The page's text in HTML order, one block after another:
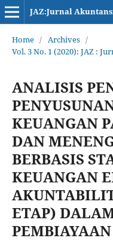
JAZ:Jurnal
Home / Archives /
Vol. 3 No. 1 (2020): JAZ :
ANALISIS
KEUANGAN
DAN
BERBASIS
KEUANGAN
ETAP)